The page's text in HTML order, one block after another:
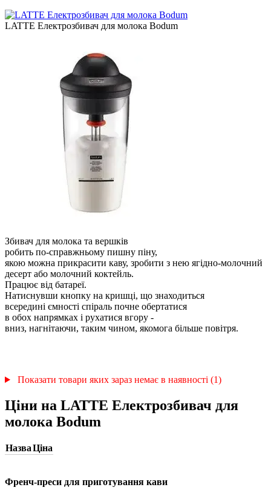
LATTE Електрозбивач для молока Bodum
Збивач для молока та вершків
робить по-справжньому пишну піну,
якою можна прикрасити каву, зробити з нею ягідно-молочний
десерт або молочний коктейль.
Працює від батареї.
Натиснувши кнопку на кришці, що знаходиться
всередині ємності спіраль почне обертатися
в обох напрямках і рухатися вгору -
вниз, нагнітаючи, таким чином, якомога більше повітря.
Показати товари яких зараз немає в наявності (1)
Ціни на LATTE Електрозбивач для
молока Bodum
НазваЦіна
Френч-преси для приготування кави